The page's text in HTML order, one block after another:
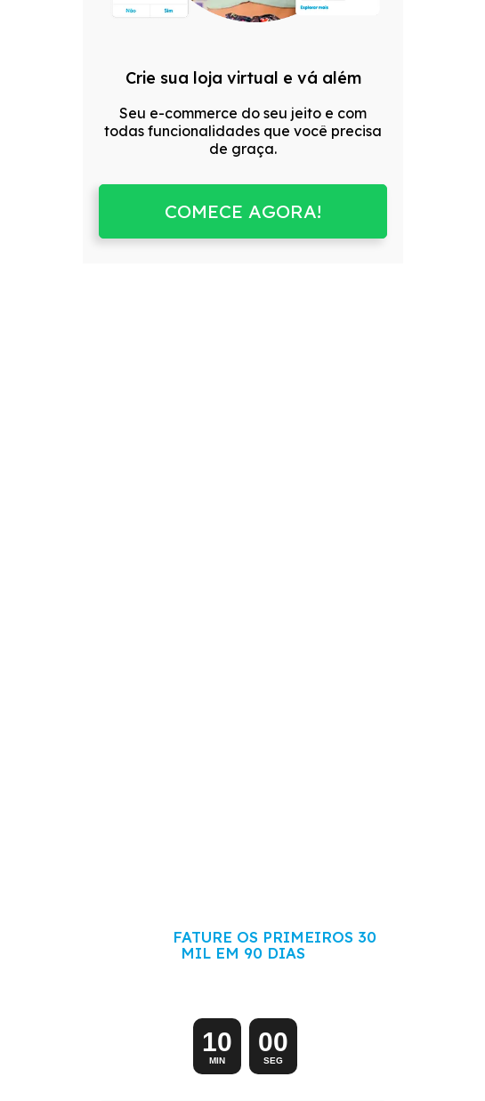
Crie sua loja virtual e vá além
Seu e-commerce do seu jeito e com
todas funcionalidades que você precisa
de graça.
COMECE AGORA!
FATURE OS PRIMEIROS 30
MIL EM 90 DIAS
10
MIN
00
SEG